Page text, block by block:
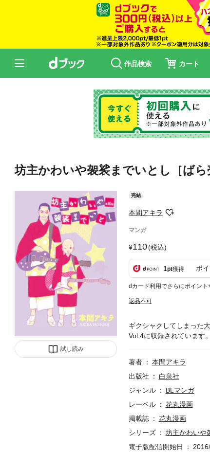
作品検索 カート
坊主かわいや袈裟までいとし［ばら
試し読み
完結
本間アキラ
マンガ
110(税込)
1pt獲得 ポ
dカード利用でさらにポイント
返品不可
ギクシャクしてしまった
Vol.4に収録されています
著者
本間アキラ
出版社
白泉社
ジャンル
BLマンガ
レーベル
花丸漫画
掲載誌
花丸漫画
シリーズ
坊主かわいや
電子版配信開始日